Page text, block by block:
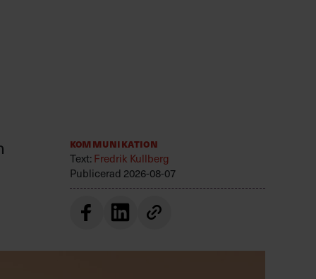
Kommunikation
Text:Fredrik Kullberg
Publicerad 2026-08-07